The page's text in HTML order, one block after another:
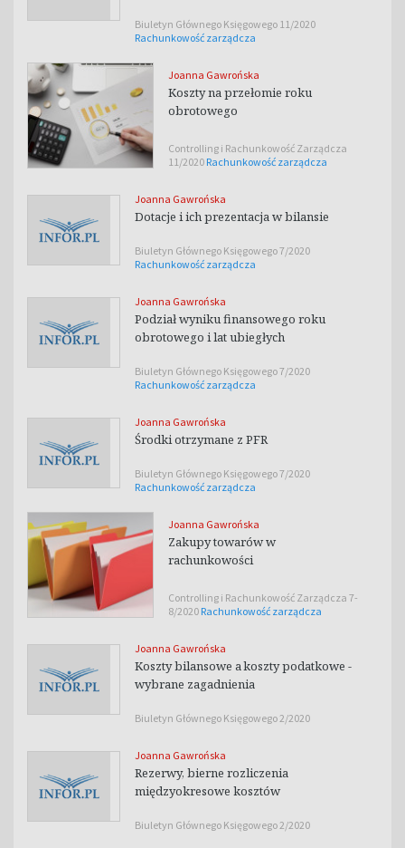
Biuletyn Głównego Księgowego 11/2020
Rachunkowość zarządcza
Joanna Gawrońska
Koszty na przełomie roku
obrotowego
Controlling i Rachunkowość Zarządcza
11/2020 Rachunkowość zarządcza
Joanna Gawrońska
Dotacje i ich prezentacja w bilansie
Biuletyn Głównego Księgowego 7/2020
Rachunkowość zarządcza
Joanna Gawrońska
Podział wyniku finansowego roku
obrotowego i lat ubiegłych
Biuletyn Głównego Księgowego 7/2020
Rachunkowość zarządcza
Joanna Gawrońska
Środki otrzymane z PFR
Biuletyn Głównego Księgowego 7/2020
Rachunkowość zarządcza
Joanna Gawrońska
Zakupy towarów w
rachunkowości
Controlling i Rachunkowość Zarządcza 7-
8/2020 Rachunkowość zarządcza
Joanna Gawrońska
Koszty bilansowe a koszty podatkowe -
wybrane zagadnienia
Biuletyn Głównego Księgowego 2/2020
Joanna Gawrońska
Rezerwy, bierne rozliczenia
międzyokresowe kosztów
Biuletyn Głównego Księgowego 2/2020